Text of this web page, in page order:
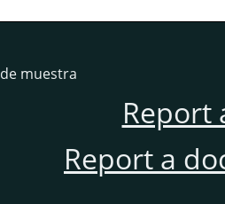
muestra
Report
Report a